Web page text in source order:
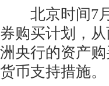
北京时间7月
券购买计划，
洲央行的资产
货币支持措施。